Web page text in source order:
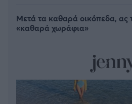
Μετά τα καθαρά οικόπεδα, ας
«καθαρά χωράφια»